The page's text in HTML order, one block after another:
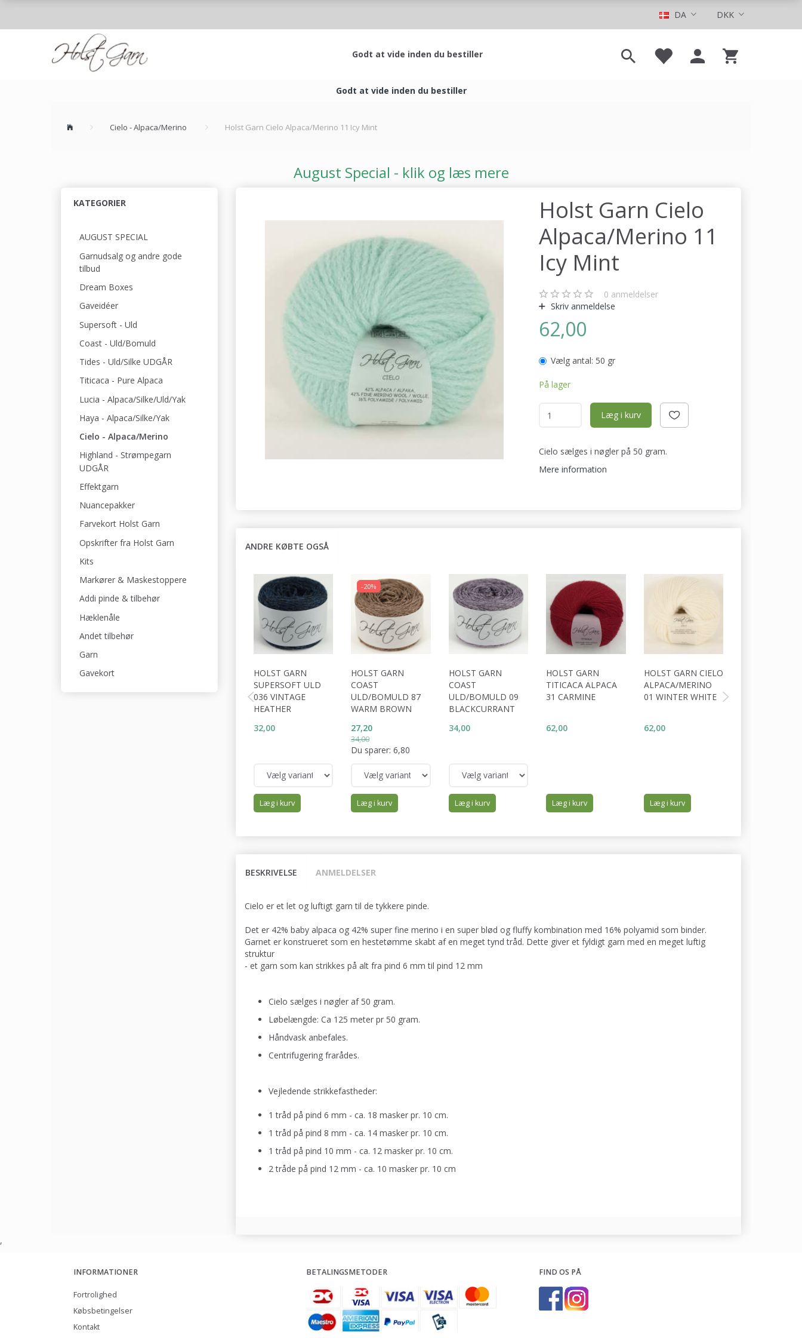
DKK
DA
Godt at vide inden du bestiller
Godt at vide inden du bestiller
Cielo - Alpaca/Merino Holst Garn Cielo Alpaca/Merino 11 Icy Mint
August Special - klik og læs mere
KATEGORIER
AUGUST SPECIAL
Garnudsalg og andre gode
tilbud
Dream Boxes
Gaveidéer
Supersoft - Uld
Coast - Uld/Bomuld
Tides - Uld/Silke UDGÅR
Titicaca - Pure Alpaca
Lucia - Alpaca/Silke/Uld/Yak
Haya - Alpaca/Silke/Yak
Cielo - Alpaca/Merino
Highland - Strømpegarn
UDGÅR
Effektgarn
Nuancepakker
Farvekort Holst Garn
Opskrifter fra Holst Garn
Kits
Markører & Maskestoppere
Addi pinde & tilbehør
Hæklenåle
Andet tilbehør
Garn
Gavekort
Holst Garn Cielo
Alpaca/Merino 11
Icy Mint
0 anmeldelser
Skriv anmeldelse
62,00
Vælg antal: 50 gr
På lager
Læg i kurv
Cielo sælges i nøgler på 50 gram.
Mere information
ANDRE KØBTE OGSÅ
HOLST GARN
SUPERSOFT ULD
036 VINTAGE
HEATHER
32,00
Læg i kurv
-20%
HOLST GARN
COAST
ULD/BOMULD 87
WARM BROWN
27,20
34,00
Du sparer: 6,80
Læg i kurv
HOLST GARN
COAST
ULD/BOMULD 09
BLACKCURRANT
34,00
Læg i kurv
HOLST GARN
TITICACA ALPACA
31 CARMINE
62,00
Læg i kurv
HOLST GARN CIELO
ALPACA/MERINO
01 WINTER WHITE
62,00
Læg i kurv
BESKRIVELSE ANMELDELSER
Cielo er et let og luftigt garn til de tykkere pinde.
Det er 42% baby alpaca og 42% super fine merino i en super blød og fluffy kombination med 16% polyamid som binder.
Garnet er konstrueret som en hestetømme skabt af en meget tynd tråd. Dette giver et fyldigt garn med en meget luftig
struktur
- et garn som kan strikkes på alt fra pind 6 mm til pind 12 mm
Cielo sælges i nøgler af 50 gram.
Løbelængde: Ca 125 meter pr 50 gram.
Håndvask anbefales.
Centrifugering frarådes.
Vejledende strikkefastheder:
1 tråd på pind 6 mm - ca. 18 masker pr. 10 cm.
1 tråd på pind 8 mm - ca. 14 masker pr. 10 cm.
1 tråd på pind 10 mm - ca. 12 masker pr. 10 cm.
2 tråde på pind 12 mm - ca. 10 masker pr. 10 cm
,
INFORMATIONER
Fortrolighed
Købsbetingelser
Kontakt
BETALINGSMETODER FIND OS PÅ